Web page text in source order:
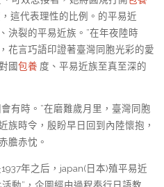
這代表理性的比例。的平易近
決裂的平易近族。”在年夜陸時
花言巧語印證著臺灣同胞光彩的愛
國包養 度、平易近族至真至深的
有時。”在磨難歲月里，臺灣同胞
族時令，殷盼早日回到內陸懷抱，
膽赤忱。
年之后，japan(日本)殖平易近
動”，企圖經由過程奉行日語教